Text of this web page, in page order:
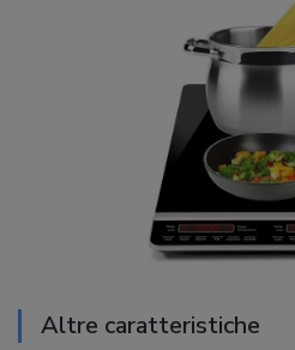
Altre caratteristiche